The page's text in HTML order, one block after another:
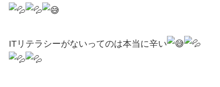
ITリテラシーがないってのは本当に辛い